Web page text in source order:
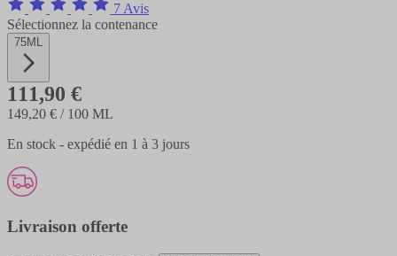
7 Avis
Sélectionnez la contenance
75ML
111,90 €
149,20 € / 100 ML
En stock - expédié en 1 à 3 jours
Livraison offerte